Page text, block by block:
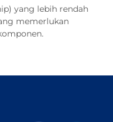
yang lebih rendah
memerlukan